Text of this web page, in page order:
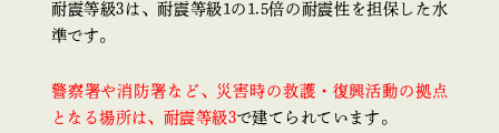
耐震等級3は、耐震等級1の1.5倍の耐震性を担保した水
準です。
警察署や消防署など、災害時の救護・復興活動の拠点
となる場所は、耐震等級3で建てられています。